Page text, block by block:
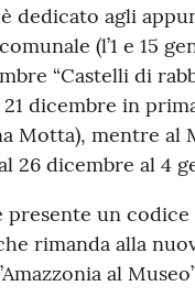
dedicato agli
(l’1 e 15
“Castelli di
dicembre in
Motta), mentre al
26 dicembre al 4
presente un
rimanda alla
al